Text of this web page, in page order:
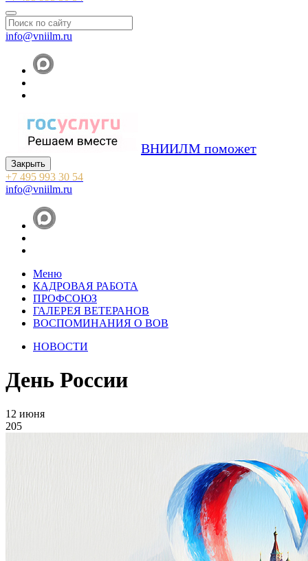
info@vniilm.ru
ВНИИЛМ поможет
Закрыть
+7 495 993 30 54
info@vniilm.ru
Меню
КАДРОВАЯ РАБОТА
ПРОФСОЮЗ
ГАЛЕРЕЯ ВЕТЕРАНОВ
ВОСПОМИНАНИЯ О ВОВ
НОВОСТИ
День России
12 июня
205